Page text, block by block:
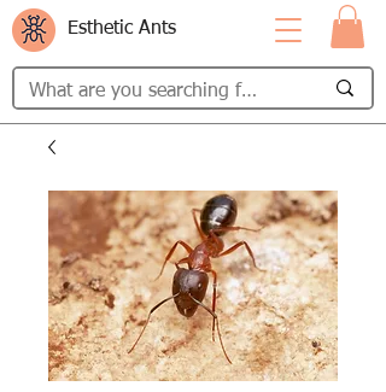
Esthetic Ants